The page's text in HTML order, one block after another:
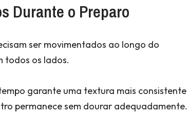
Durante o Preparo
ser movimentados ao longo do
todos os lados.
garante uma textura mais consistente
permanece sem dourar adequadamente.